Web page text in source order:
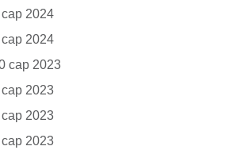
2024
сар 2024
сар 2023
2023
2023
2023